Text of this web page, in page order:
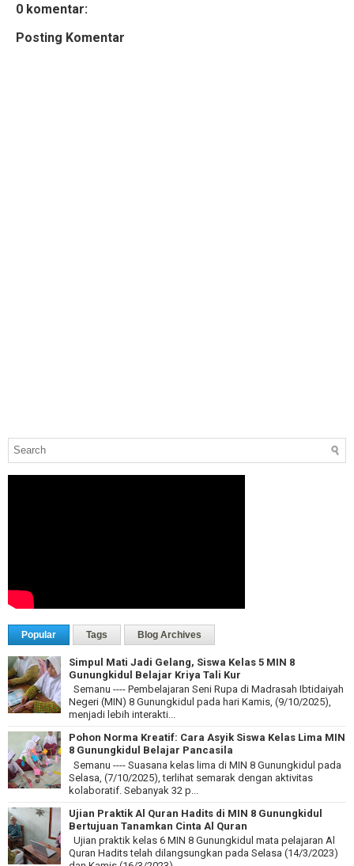
0 komentar:
Posting Komentar
Popular Tags Blog Archives
Simpul Mati Jadi Gelang, Siswa Kelas 5 MIN 8
Gunungkidul Belajar Kriya Tali Kur
Semanu ---- Pembelajaran Seni Rupa di Madrasah Ibtidaiyah
Negeri (MIN) 8 Gunungkidul pada hari Kamis, (9/10/2025),
menjadi lebih interakti...
Pohon Norma Kreatif: Cara Asyik Siswa Kelas Lima MIN
8 Gunungkidul Belajar Pancasila
Semanu ---- Suasana kelas lima di MIN 8 Gunungkidul pada
Selasa, (7/10/2025), terlihat semarak dengan aktivitas
kolaboratif. Sebanyak 32 p...
Ujian Praktik Al Quran Hadits di MIN 8 Gunungkidul
Bertujuan Tanamkan Cinta Al Quran
Ujian praktik kelas 6 MIN 8 Gunungkidul mata pelajaran Al
Quran Hadits telah dilangsungkan pada Selasa (14/3/2023)